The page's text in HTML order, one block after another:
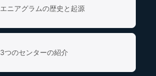
エニアグラムの歴史と起源
3つのセンターの紹介